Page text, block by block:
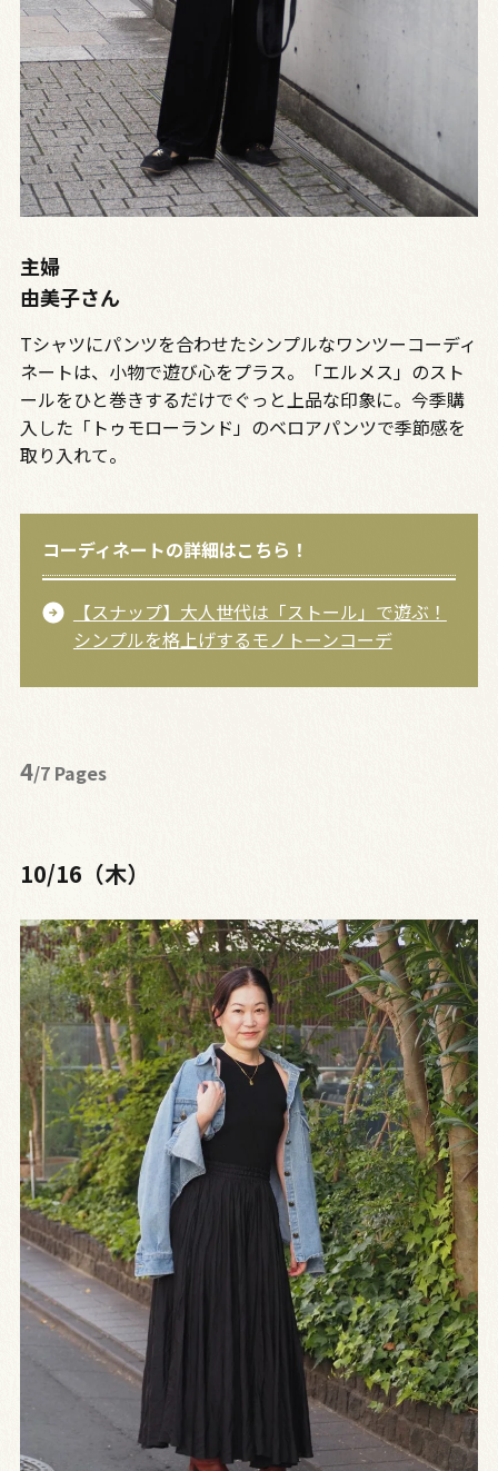
主婦
由美子さん
Tシャツにパンツを合わせたシンプルなワンツーコーディ
ネートは、小物で遊び心をプラス。「エルメス」のスト
ールをひと巻きするだけでぐっと上品な印象に。今季購
入した「トゥモローランド」のベロアパンツで季節感を
取り入れて。
コーディネートの詳細はこちら！
【スナップ】大人世代は「ストール」で遊ぶ！
シンプルを格上げするモノトーンコーデ
4/7 Pages
10/16（木）